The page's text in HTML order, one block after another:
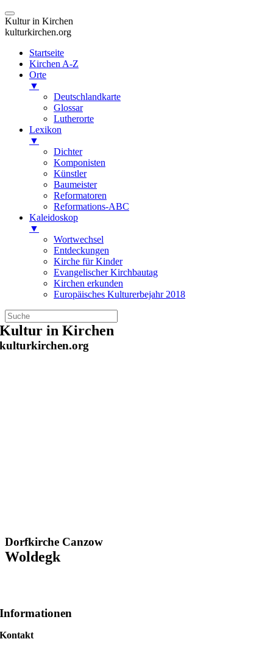
Kultur in Kirchen
kulturkirchen.org
Startseite
Kirchen A-Z
Orte
▼
Deutschlandkarte
Glossar
Lutherorte
Lexikon
▼
Dichter
Komponisten
Künstler
Baumeister
Reformatoren
Reformations-ABC
Kaleidoskop
▼
Wortwechsel
Entdeckungen
Kirche für Kinder
Evangelischer Kirchbautag
Kirchen erkunden
Europäisches Kulturerbejahr 2018
Zum
Inhalt
springen
Kultur in Kirchen
kulturkirchen.org
Dorfkirche Canzow
Woldegk
Informationen
Kontakt